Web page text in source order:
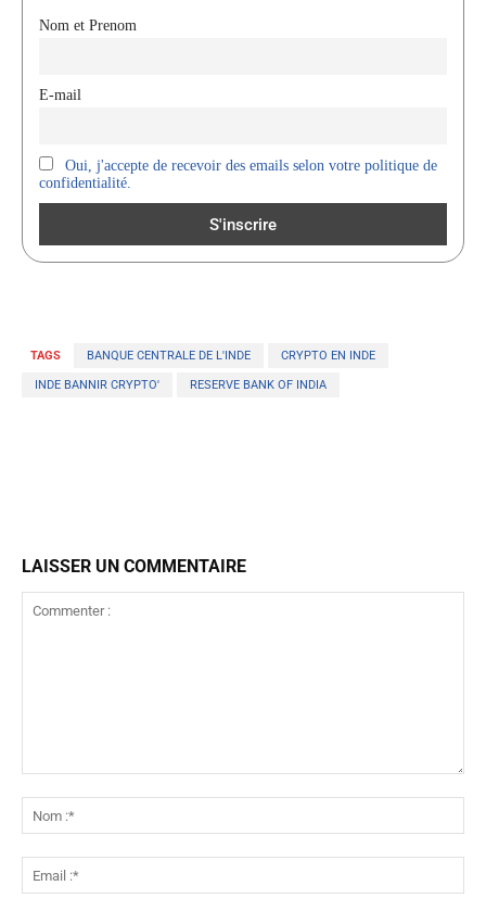
Nom et Prenom
E-mail
Oui, j'accepte de recevoir des emails selon votre politique de
confidentialité.
TAGS BANQUE CENTRALE DE L'INDE CRYPTO EN INDE
INDE BANNIR CRYPTO' RESERVE BANK OF INDIA
LAISSER UN COMMENTAIRE
:*
:*